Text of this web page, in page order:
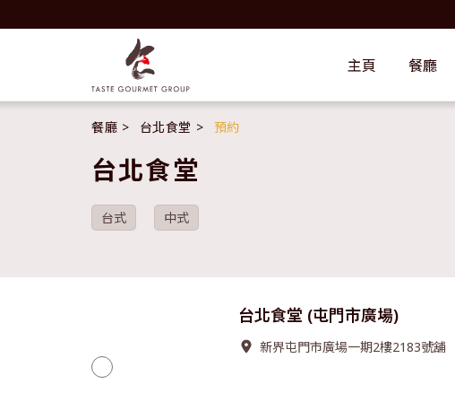
主頁 餐廳
餐廳 台北食堂 預約
台北食堂
台式 中式
台北食堂 (屯門市廣場)
新界屯門市廣場一期2樓2183號舖